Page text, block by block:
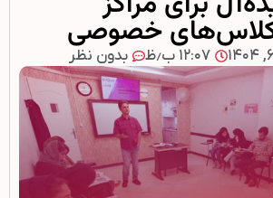
پوز
پوز
خصوصی
۱۲:۰۷ ب٫ظ بدون نظر